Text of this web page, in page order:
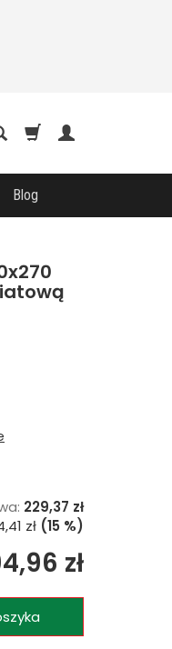
Blog
229,37 zł
zł (15 %)
zł